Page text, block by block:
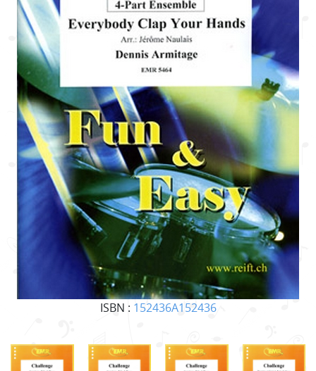
ISBN : 152436A152436